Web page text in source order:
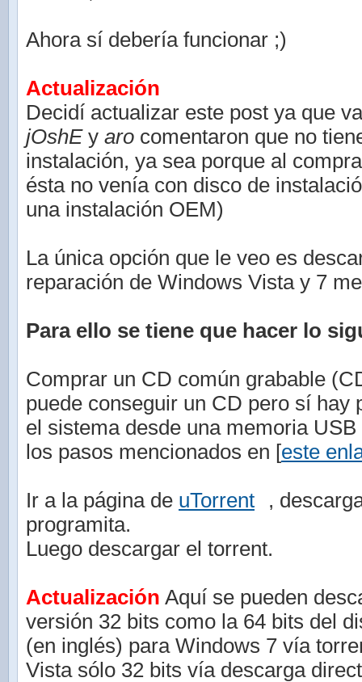
Ahora sí debería funcionar ;)
Actualización
Decidí actualizar este post ya que
jOshEy aro comentaron que no
instalación, ya sea porque al
ésta no venía con disco de
una instalación OEM)
La única opción que le veo es
reparación de Windows Vista y 7
Para ello se tiene que hacer lo
Comprar un CD común grabable
puede conseguir un CD pero sí hay
el sistema desde una memoria
los pasos mencionados en [este
Ir a la página de uTorrent
,
programita.
Luego descargar el torrent.
Actualización Aquí se pueden
versión 32 bits como la 64 bits del
(en inglés) para Windows 7 vía
Vista sólo 32 bits vía descarga